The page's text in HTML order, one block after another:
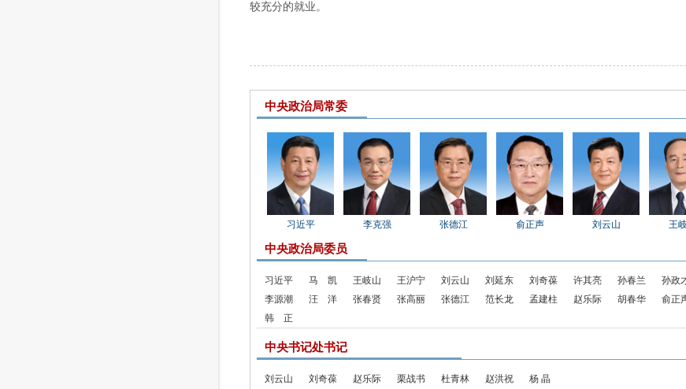
较充分的就业。
中央政治局常委
习近平 李克强 张德江 俞正声 刘云山 王
中央政治局委员
习近平 马 凯 王岐山 王沪宁 刘云山 刘延东 刘奇葆 许其亮 孙春兰 孙政
李源潮
汪 洋 张春贤 张高丽 张德江 范长龙 孟建柱 赵乐际 胡春华 俞正
韩 正
中央书记处书记
刘云山 刘奇葆 赵乐际 栗战书 杜青林 赵洪祝 杨 晶